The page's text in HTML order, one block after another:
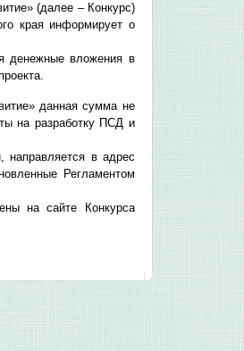
(далее – Конкурс)
края информирует о
денежные вложения в
данная сумма не
на разработку ПСД и
направляется в адрес
Регламентом
на сайте Конкурса